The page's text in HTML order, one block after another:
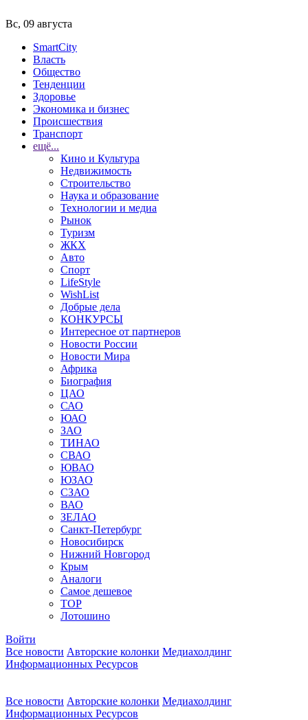
Вс, 09 августа
SmartCity
Власть
Общество
Тенденции
Здоровье
Экономика и бизнес
Происшествия
Транспорт
ещё...
Кино и Культура
Недвижимость
Строительство
Наука и образование
Технологии и медиа
Рынок
Туризм
ЖКХ
Авто
Спорт
LifeStyle
WishList
Добрые дела
КОНКУРСЫ
Интересное от партнеров
Новости России
Новости Мира
Африка
Биография
ЦАО
САО
ЮАО
ЗАО
ТИНАО
СВАО
ЮВАО
ЮЗАО
СЗАО
ВАО
ЗЕЛАО
Санкт-Петербург
Новосибирск
Нижний Новгород
Крым
Аналоги
Самое дешевое
TOP
Лотошино
Войти
Все новости Авторские колонки Медиахолдинг
Информационных Ресурсов
Все новости Авторские колонки Медиахолдинг
Информационных Ресурсов